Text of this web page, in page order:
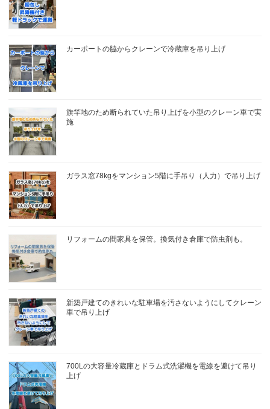
カーポートの脇からクレーンで冷蔵庫を吊り上げ
旗竿地のため断られていた吊り上げを小型のクレーン車で実
施
ガラス窓78kgをマンション5階に手吊り（人力）で吊り上げ
リフォームの間家具を保管。換気付き倉庫で防虫剤も。
新築戸建てのきれいな駐車場を汚さないようにしてクレーン
車で吊り上げ
700Lの大容量冷蔵庫とドラム式洗濯機を電線を避けて吊り
上げ